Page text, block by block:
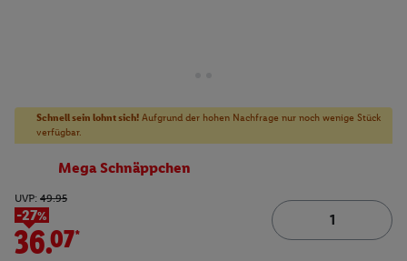
Schnell sein lohnt sich! Aufgrund der hohen Nachfrage nur noch wenige Stück
verfügbar.
Mega Schnäppchen
UVP: 49.95
-27%
36.07*